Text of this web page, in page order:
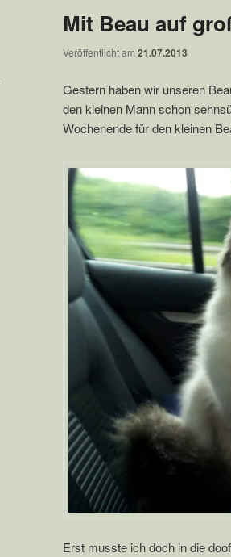
Mit Beau auf
Veröffentlicht am 21.07.2013
Gestern haben wir unseren
den kleinen Mann schon
Wochenende für den kleinen
Erst musste ich doch in die